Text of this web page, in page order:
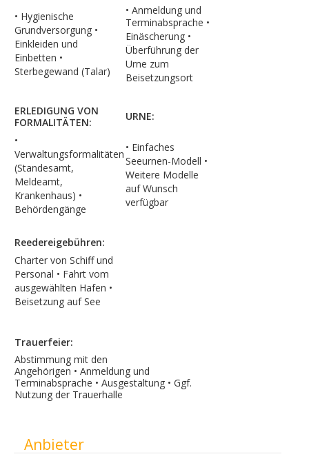
• Hygienische
Grundversorgung •
Einkleiden und
Einbetten •
Sterbegewand (Talar)
• Anmeldung und
Terminabsprache •
Einäscherung •
Überführung der
Urne zum
Beisetzungsort
ERLEDIGUNG VON
FORMALITÄTEN:
URNE:
•
Verwaltungsformalitäten
(Standesamt,
Meldeamt,
Krankenhaus) •
Behördengänge
• Einfaches
Seeurnen-Modell •
Weitere Modelle
auf Wunsch
verfügbar
Reedereigebühren:
Charter von Schiff und
Personal • Fahrt vom
ausgewählten Hafen •
Beisetzung auf See
Trauerfeier:
Abstimmung mit den
Angehörigen • Anmeldung und
Terminabsprache • Ausgestaltung • Ggf.
Nutzung der Trauerhalle
Ausblenden
Anbieter